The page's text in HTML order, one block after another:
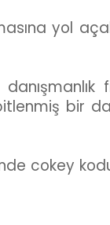
yol
bir
cokey